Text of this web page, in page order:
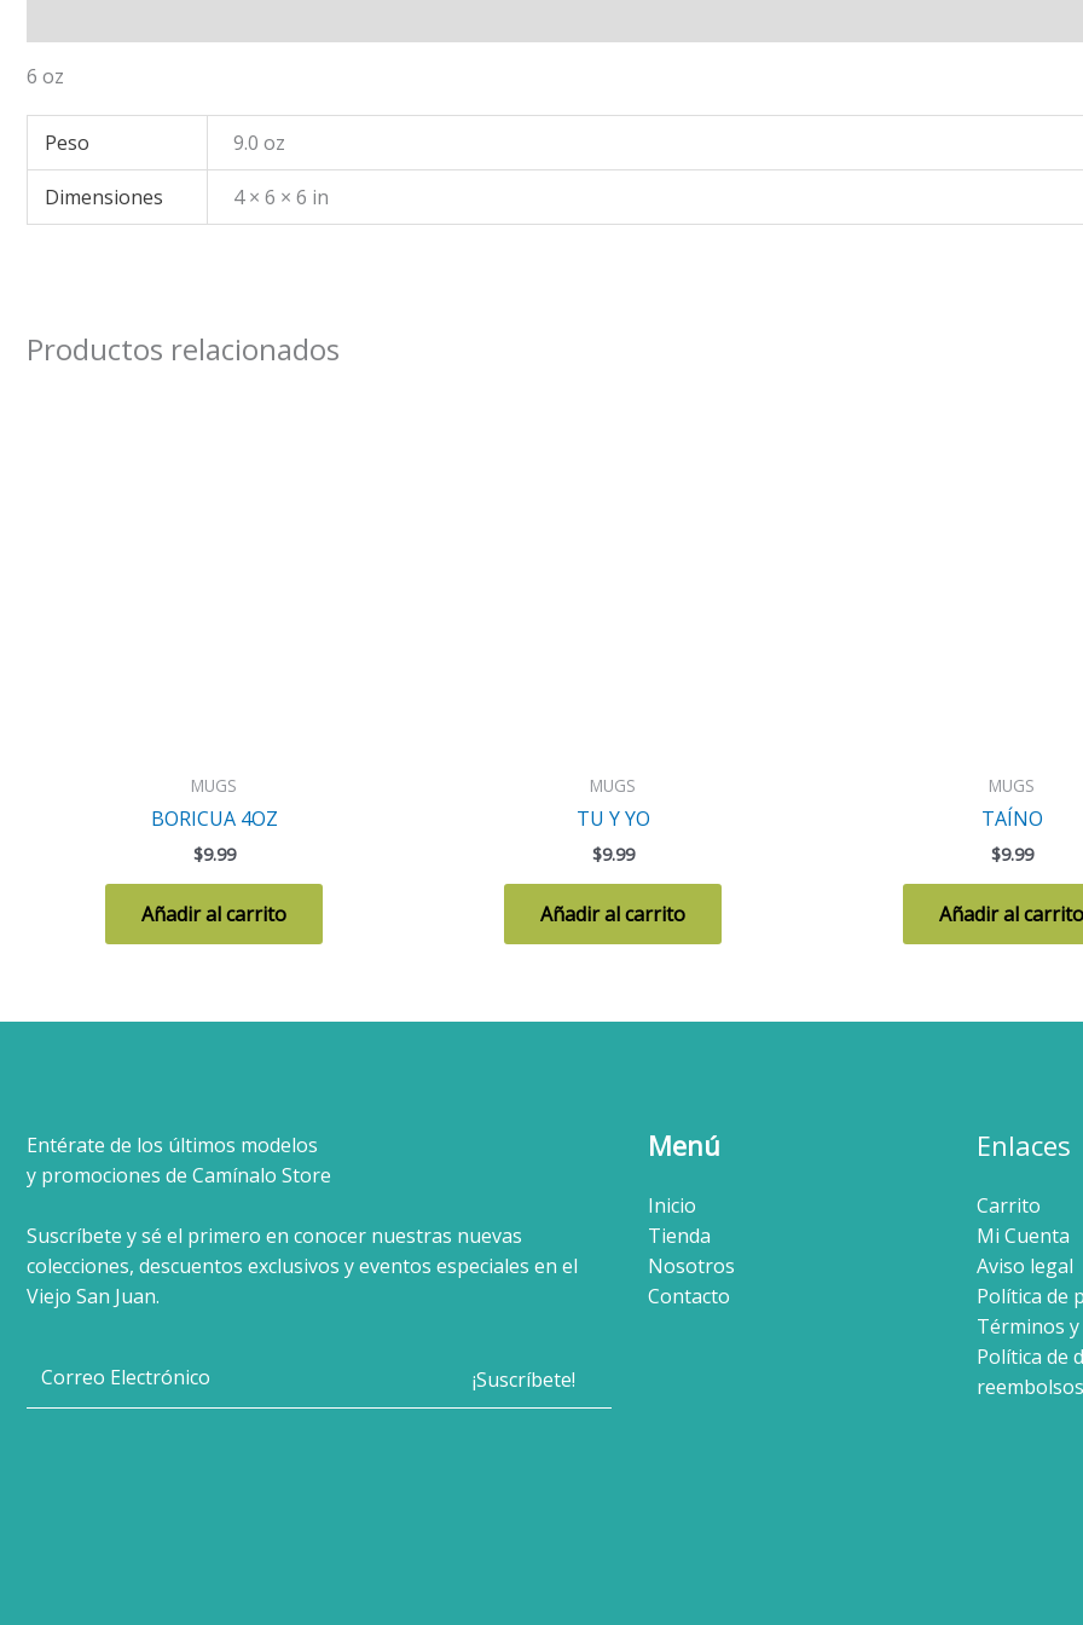
6 oz
Peso 9.0 oz
Dimensiones 4 × 6 × 6 in
Productos relacionados
MUGS
BORICUA 4OZ
$9.99
Añadir al carrito
MUGS
TU Y YO
$9.99
Añadir al carrito
MUGS
TAÍNO
$9.99
Añadir al carrito
Entérate de los últimos modelos
y promociones de Camínalo Store
Suscríbete y sé el primero en conocer nuestras nuevas
colecciones, descuentos exclusivos y eventos especiales en el
Viejo San Juan.
Menú
Inicio
Tienda
Nosotros
Contacto
Enlaces
Carrito
Mi Cuenta
Aviso legal
Política de
Términos
Política de
reembolsos